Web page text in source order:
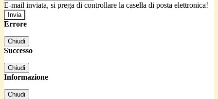
E-mail inviata, si prega di controllare la casella di posta elettronica!
Errore
Chiudi
Successo
Chiudi
Informazione
Chiudi